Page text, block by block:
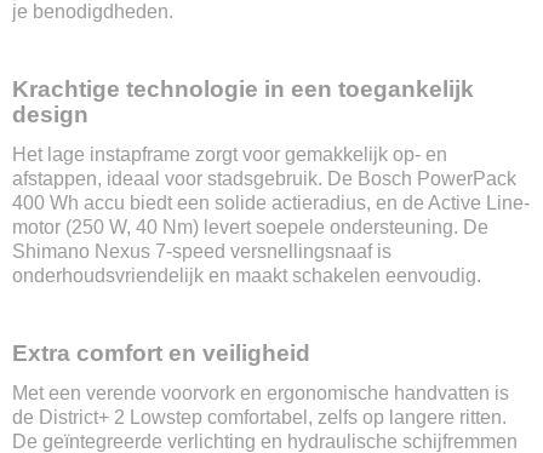
Kleur
Shimano nexus 7
Materiaal
Aluminium
Aandrijving
Ketting
Max. snelheid
25 km/u
Gewicht
28 inch
Soort accu
Lithium-ion
Accu capaciteit
je benodigdheden.
Krachtige technologie in een toegankelijk
design
Het lage instapframe zorgt voor gemakkelijk op- en
afstappen, ideaal voor stadsgebruik. De Bosch PowerPack
400 Wh accu biedt een solide actieradius, en de Active Line-
motor (250 W, 40 Nm) levert soepele ondersteuning. De
Shimano Nexus 7-speed versnellingsnaaf is
onderhoudsvriendelijk en maakt schakelen eenvoudig.
Extra comfort en veiligheid
Met een verende voorvork en ergonomische handvatten is
de District+ 2 Lowstep comfortabel, zelfs op langere ritten.
De geïntegreerde verlichting en hydraulische schijfremmen